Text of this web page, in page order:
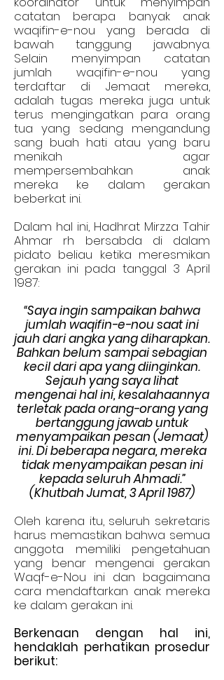
catatan berapa banyak anak
waqifin-e-nou yang berada di
bawah tanggung jawabnya.
Selain menyimpan catatan
jumlah waqifin-e-nou yang
terdaftar di Jemaat mereka,
adalah tugas mereka juga untuk
terus mengingatkan para orang
tua yang sedang mengandung
sang buah hati atau yang baru
menikah agar
mempersembahkan anak
mereka ke dalam gerakan
beberkat ini.
Dalam hal ini, Hadhrat Mirzza Tahir
Ahmar rh bersabda di dalam
pidato beliau ketika meresmikan
gerakan ini pada tanggal 3 April
1987:
“Saya ingin sampaikan bahwa
jumlah waqifin-e-nou saat ini
jauh dari angka yang diharapkan.
Bahkan belum sampai sebagian
kecil dari apa yang diinginkan.
Sejauh yang saya lihat
mengenai hal ini, kesalahaannya
terletak pada orang-orang yang
bertanggung jawab untuk
menyampaikan pesan (Jemaat)
ini. Di beberapa negara, mereka
tidak menyampaikan pesan ini
kepada seluruh Ahmadi.”
(Khutbah Jumat, 3 April 1987)
Oleh karena itu, seluruh sekretaris
harus memastikan bahwa semua
anggota memiliki pengetahuan
yang benar mengenai gerakan
Waqf-e-Nou ini dan bagaimana
cara mendaftarkan anak mereka
ke dalam gerakan ini.
Berkenaan dengan hal ini,
hendaklah perhatikan prosedur
berikut: